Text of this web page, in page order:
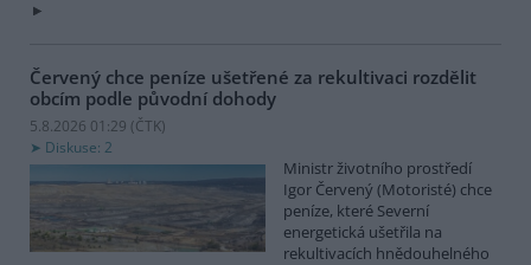
Červený chce peníze ušetřené za rekultivaci rozdělit
obcím podle původní dohody
5.8.2026 01:29 (ČTK)
Diskuse: 2
Ministr životního prostředí
Igor Červený (Motoristé) chce
peníze, které Severní
energetická ušetřila na
rekultivacích hnědouhelného